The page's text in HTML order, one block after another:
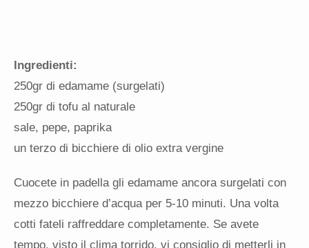
Ingredienti:
250gr di edamame (surgelati)
250gr di tofu al naturale
sale, pepe, paprika
un terzo di bicchiere di olio extra vergine
Cuocete in padella gli edamame ancora surgelati con
mezzo bicchiere d’acqua per 5-10 minuti. Una volta
cotti fateli raffreddare completamente. Se avete
tempo, visto il clima torrido, vi consiglio di metterli in